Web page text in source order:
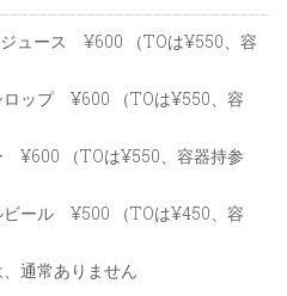
ジュース ¥600 （TOは¥550、容
ロップ ¥600 （TOは¥550、容
¥600 （TOは¥550、容器持参
ビール ¥500 （TOは¥450、容
通常ありません